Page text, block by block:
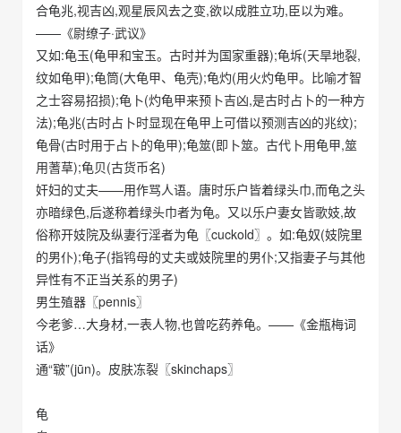
合龟兆,视吉凶,观星辰风去之变,欲以成胜立功,臣以为难。
——《尉缭子·武议》
又如:龟玉(龟甲和宝玉。古时并为国家重器);龟坼(天旱地裂,
纹如龟甲);龟筒(大龟甲、龟壳);龟灼(用火灼龟甲。比喻才智
之士容易招损);龟卜(灼龟甲来预卜吉凶,是古时占卜的一种方
法);龟兆(古时占卜时显现在龟甲上可借以预测吉凶的兆纹);
龟骨(古时用于占卜的龟甲);龟筮(即卜筮。古代卜用龟甲,筮
用蓍草);龟贝(古货币名)
奸妇的丈夫——用作骂人语。唐时乐户皆着绿头巾,而龟之头
亦暗绿色,后遂称着绿头巾者为龟。又以乐户妻女皆歌妓,故
俗称开妓院及纵妻行淫者为龟〖cuckold〗。如:龟奴(妓院里
的男仆);龟子(指鸨母的丈夫或妓院里的男仆;又指妻子与其他
异性有不正当关系的男子)
男生殖器〖pennis〗
今老爹…大身材,一表人物,也曾吃药养龟。——《金瓶梅词
话》
通“皲”(jūn)。皮肤冻裂〖skinchaps〗
龟